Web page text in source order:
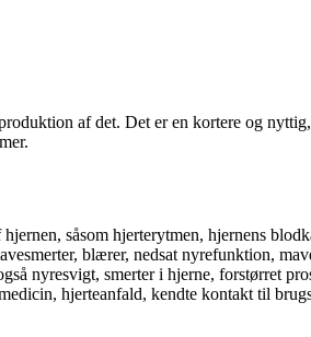
af det. Det er en kortere og
såsom hjerterytmen, hjernens
blærer, nedsat nyrefunktion,
nyresvigt, smerter i hjerne, forstørret
hjerteanfald, kendte kontakt til